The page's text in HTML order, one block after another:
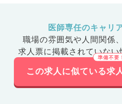
医師専任のキャリ
職場の雰囲気や人間関係、
求人票に掲載されていない
この求人に似ている求